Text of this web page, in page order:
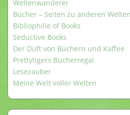
Weltenwanderer
Bücher – Seiten zu anderen Welten
Bibliophilie of Books
Seductive Books
Der Duft von Büchern und Kaffee
Prettytigers Bücherregal
Lesezauber
Meine Welt voller Welten